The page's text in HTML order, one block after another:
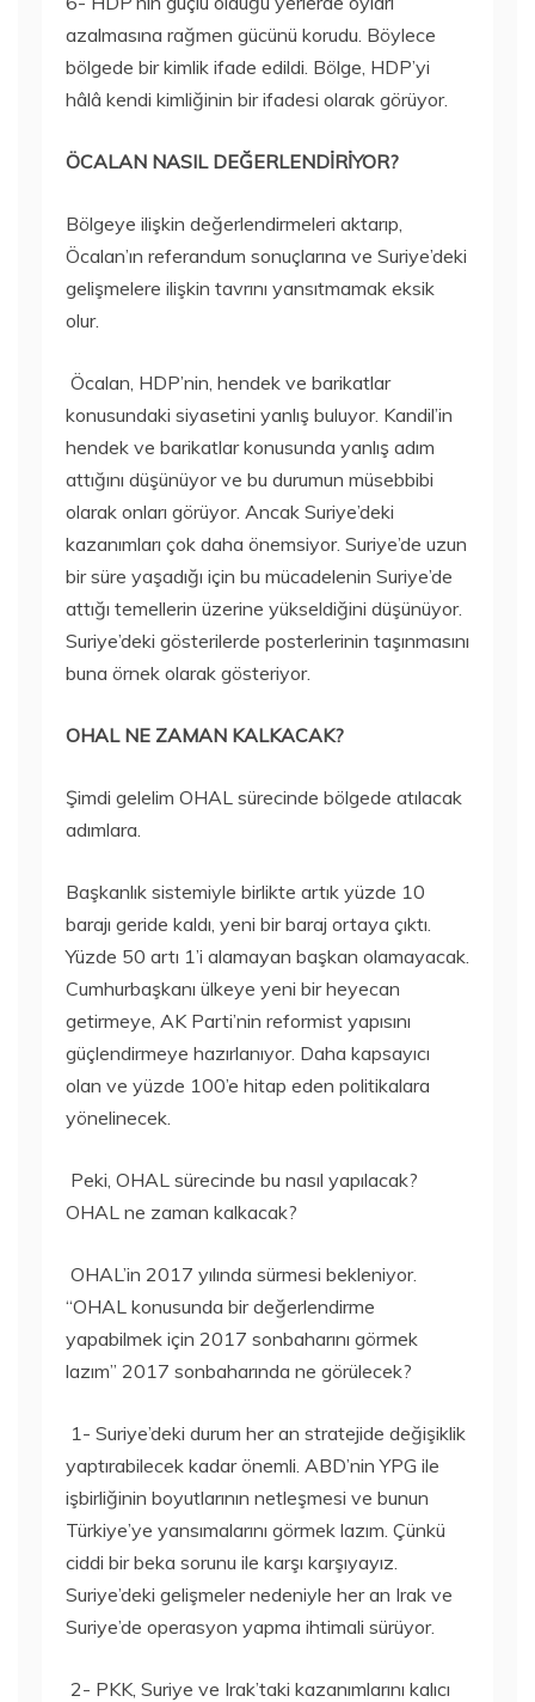
azalmasına rağmen gücünü korudu. Böylece
bölgede bir kimlik ifade edildi. Bölge, HDP’yi
hâlâ kendi kimliğinin bir ifadesi olarak görüyor.
ÖCALAN NASIL DEĞERLENDİRİYOR?
Bölgeye ilişkin değerlendirmeleri aktarıp,
Öcalan’ın referandum sonuçlarına ve Suriye’deki
gelişmelere ilişkin tavrını yansıtmamak eksik
olur.
Öcalan, HDP’nin, hendek ve barikatlar
konusundaki siyasetini yanlış buluyor. Kandil’in
hendek ve barikatlar konusunda yanlış adım
attığını düşünüyor ve bu durumun müsebbibi
olarak onları görüyor. Ancak Suriye’deki
kazanımları çok daha önemsiyor. Suriye’de uzun
bir süre yaşadığı için bu mücadelenin Suriye’de
attığı temellerin üzerine yükseldiğini düşünüyor.
Suriye’deki gösterilerde posterlerinin taşınmasını
buna örnek olarak gösteriyor.
OHAL NE ZAMAN KALKACAK?
Şimdi gelelim OHAL sürecinde bölgede atılacak
adımlara.
Başkanlık sistemiyle birlikte artık yüzde 10
barajı geride kaldı, yeni bir baraj ortaya çıktı.
Yüzde 50 artı 1’i alamayan başkan olamayacak.
Cumhurbaşkanı ülkeye yeni bir heyecan
getirmeye, AK Parti’nin reformist yapısını
güçlendirmeye hazırlanıyor. Daha kapsayıcı
olan ve yüzde 100’e hitap eden politikalara
yönelinecek.
Peki, OHAL sürecinde bu nasıl yapılacak?
OHAL ne zaman kalkacak?
OHAL’in 2017 yılında sürmesi bekleniyor.
“OHAL konusunda bir değerlendirme
yapabilmek için 2017 sonbaharını görmek
lazım” 2017 sonbaharında ne görülecek?
1- Suriye’deki durum her an stratejide değişiklik
yaptırabilecek kadar önemli. ABD’nin YPG ile
işbirliğinin boyutlarının netleşmesi ve bunun
Türkiye’ye yansımalarını görmek lazım. Çünkü
ciddi bir beka sorunu ile karşı karşıyayız.
Suriye’deki gelişmeler nedeniyle her an Irak ve
Suriye’de operasyon yapma ihtimali sürüyor.
2- PKK, Suriye ve Irak’taki kazanımlarını kalıcı